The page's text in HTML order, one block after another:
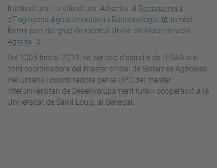
fructicultura i la viticultura. Adscrita al Departament
d’Enginyeria Agroalimentària i Biotecnologia
, també
forma part del grup de recerca Unitat de Mecanització
Agrària
Del 2005 fins al 2013, va ser cap d’estudis de l’ESAB així
com coordinadora del màster oficial de Sistemes Agrícoles
Periurbans i coordinadora per la UPC del màster
interuniversitari de Desenvolupament rural i cooperació a la
Universitat de Saint Louis, al Senegal.